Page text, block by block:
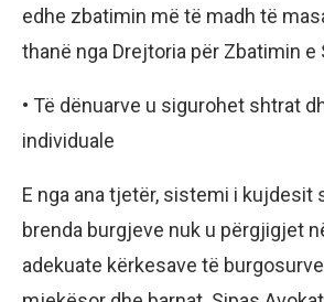
edhe zbatimin më të madh të
thanë nga Drejtoria për Zbatimin e
• Të dënuarve u sigurohet shtrat
individuale
E nga ana tjetër, sistemi i kujdesit
brenda burgjeve nuk u përgjigjet
adekuate kërkesave të